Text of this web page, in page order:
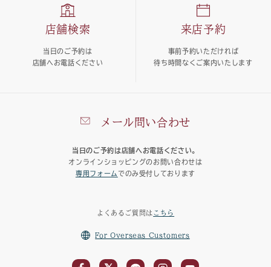
メール問い合わせ
当日のご予約は店舗へお電話ください。
オンラインショッピングのお問い合わせは
専用フォーム でのみ受付しております
店舗検索
当日のご予約は
店舗へお電話ください
来店予約
事前予約いただければ
待ち時間なくご案内いたします
よくあるご質問は こちら
For Overseas Customers